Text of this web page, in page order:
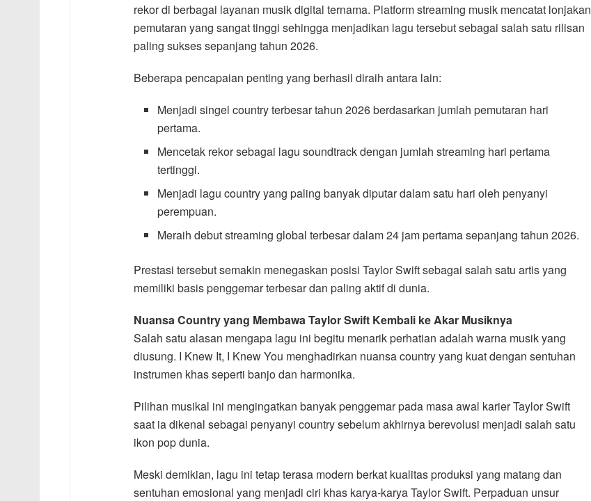
rekor di berbagai layanan musik digital ternama. Platform streaming musik mencatat lonjakan
pemutaran yang sangat tinggi sehingga menjadikan lagu tersebut sebagai salah satu rilisan
paling sukses sepanjang tahun 2026.
Beberapa pencapaian penting yang berhasil diraih antara lain:
Menjadi singel country terbesar tahun 2026 berdasarkan jumlah pemutaran hari
pertama.
Mencetak rekor sebagai lagu soundtrack dengan jumlah streaming hari pertama
tertinggi.
Menjadi lagu country yang paling banyak diputar dalam satu hari oleh penyanyi
perempuan.
Meraih debut streaming global terbesar dalam 24 jam pertama sepanjang tahun 2026.
Prestasi tersebut semakin menegaskan posisi Taylor Swift sebagai salah satu artis yang
memiliki basis penggemar terbesar dan paling aktif di dunia.
Nuansa Country yang Membawa Taylor Swift Kembali ke Akar Musiknya
Salah satu alasan mengapa lagu ini begitu menarik perhatian adalah warna musik yang
diusung. I Knew It, I Knew You menghadirkan nuansa country yang kuat dengan sentuhan
instrumen khas seperti banjo dan harmonika.
Pilihan musikal ini mengingatkan banyak penggemar pada masa awal karier Taylor Swift
saat ia dikenal sebagai penyanyi country sebelum akhirnya berevolusi menjadi salah satu
ikon pop dunia.
Meski demikian, lagu ini tetap terasa modern berkat kualitas produksi yang matang dan
sentuhan emosional yang menjadi ciri khas karya-karya Taylor Swift. Perpaduan unsur